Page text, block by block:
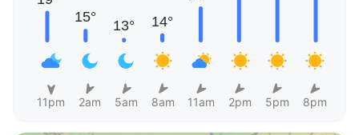
11pm 2am 5am 8am 11am 2pm 5pm 8pm